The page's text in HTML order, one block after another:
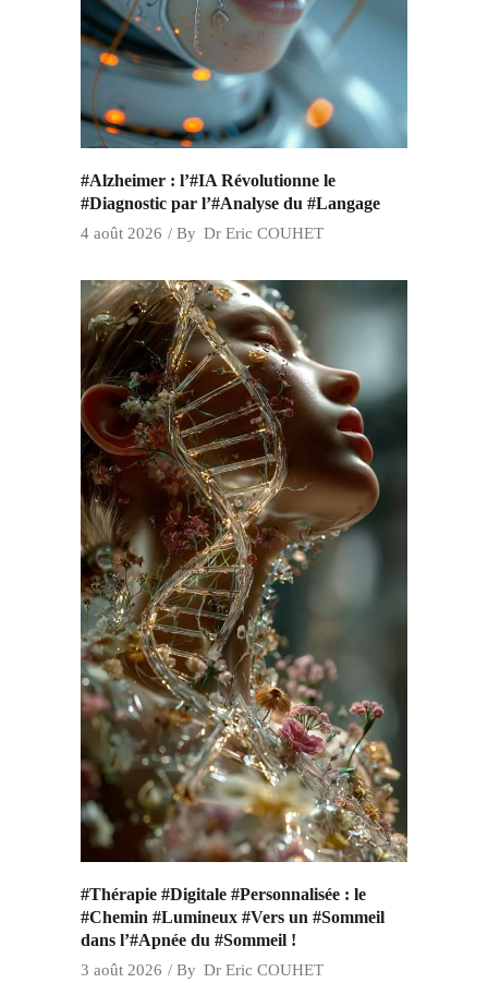
#Alzheimer : l’#IA Révolutionne le
#Diagnostic par l’#Analyse du #Langage
4 août 2026 By Dr Eric COUHET
#Thérapie #Digitale #Personnalisée : le
#Chemin #Lumineux #Vers un #Sommeil
dans l’#Apnée du #Sommeil !
3 août 2026 By Dr Eric COUHET